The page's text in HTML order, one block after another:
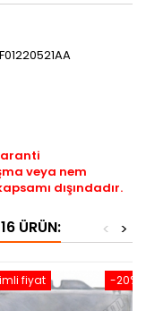
veya nem
dışındadır.
ÜRÜN: >
<
-20%
fiyat